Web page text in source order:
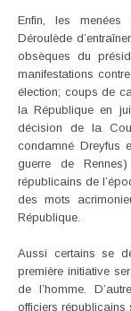
Enfin, les menées
Déroulède
obsèques du
manifestations
élection; coups de
la République en
décision de la
condamné Dreyfus
guerre de
républicains de
des mots
République.
Aussi certains se
première initiative
de l’homme.
officiers républicains